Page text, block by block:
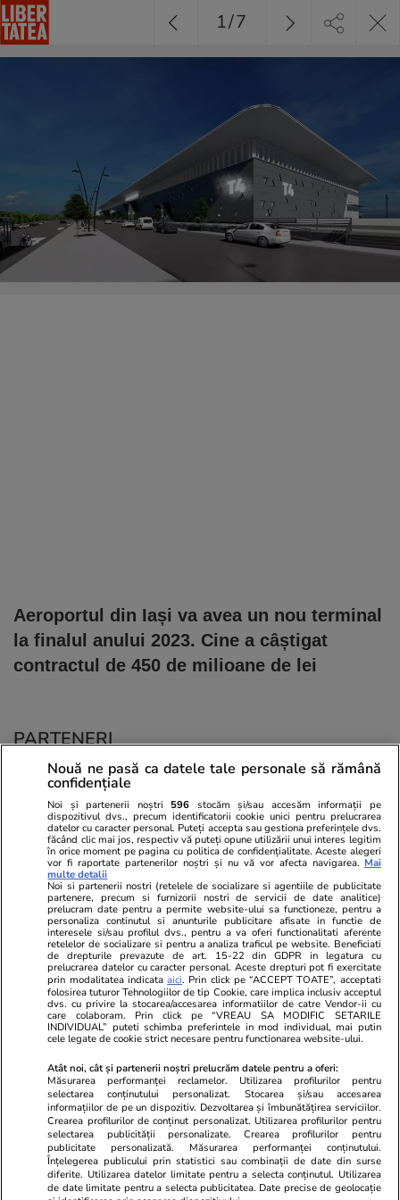
Aeroportul din Iași va avea un nou terminal
la finalul anului 2023. Cine a câștigat
contractul de 450 de milioane de lei
1/7
PARTENERI
Viva.ro
"Nici acum nu îi știu bine. Nu îi știu familia".
A tăcut luni întregi, dar acum Gina Matache a
spus adevărul despre relația cu ginerele ei,
Radu Siffr...
Unica.ro
Nu și ei! S-au
căsnicie! Cei doi
secret. Nimeni
motiv al
© 2026 Ringier Romania. Toate drepturile rezervate
Actualizare preferințe cookies
Nouă ne pasă ca datele tale personale să rămână
confidențiale
Noi și partenerii noștri 596 stocăm și/sau accesăm informații pe
dispozitivul dvs., precum identificatorii cookie unici pentru prelucrarea
datelor cu caracter personal. Puteți accepta sau gestiona preferințele dvs.
făcând clic mai jos, respectiv vă puteți opune utilizării unui interes legitim
în orice moment pe pagina cu politica de confidențialitate. Aceste alegeri
vor fi raportate partenerilor noștri și nu vă vor afecta navigarea. Mai
multe detalii
Noi si partenerii nostri (retelele de socializare si agentiile de publicitate
partenere, precum si furnizorii nostri de servicii de date analitice)
prelucram date pentru a permite website-ului sa functioneze, pentru a
personaliza continutul si anunturile publicitare afisate in functie de
interesele si/sau profilul dvs., pentru a va oferi functionalitati aferente
retelelor de socializare si pentru a analiza traficul pe website. Beneficiati
de drepturile prevazute de art. 15-22 din GDPR in legatura cu
prelucrarea datelor cu caracter personal. Aceste drepturi pot fi exercitate
prin modalitatea indicataaici. Prin click pe “ACCEPT TOATE”, acceptati
folosirea tuturor Tehnologiilor de tip Cookie, care implica inclusiv acceptul
dvs. cu privire la stocarea/accesarea informatiilor de catre Vendor-ii cu
care colaboram. Prin click pe “VREAU SA MODIFIC SETARILE
INDIVIDUAL” puteti schimba preferintele in mod individual, mai putin
cele legate de cookie strict necesare pentru functionarea website-ului.
Atât noi, cât și partenerii noștri prelucrăm datele pentru a oferi:
Măsurarea performanței reclamelor. Utilizarea profilurilor pentru
selectarea conținutului personalizat. Stocarea și/sau accesarea
informațiilor de pe un dispozitiv. Dezvoltarea și îmbunătățirea serviciilor.
Crearea profilurilor de conținut personalizat. Utilizarea profilurilor pentru
selectarea publicității personalizate. Crearea profilurilor pentru
publicitate personalizată. Măsurarea performanței conținutului.
Înțelegerea publicului prin statistici sau combinații de date din surse
diferite. Utilizarea datelor limitate pentru a selecta conținutul. Utilizarea
de date limitate pentru a selecta publicitatea. Date precise de geolocație